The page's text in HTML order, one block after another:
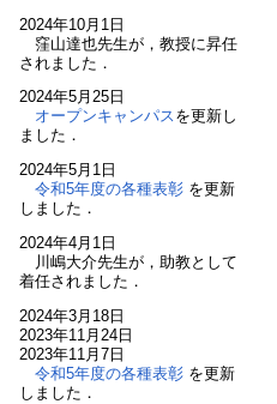
2024年10月1日
窪山達也先生が，教授に昇任
されました．
2024年5月25日
オープンキャンパスを更新し
ました．
2024年5月1日
令和5年度の各種表彰を更新
しました．
2024年4月1日
川嶋大介先生が，助教として
着任されました．
2024年3月18日
2023年11月24日
2023年11月7日
令和5年度の各種表彰を更新
しました．